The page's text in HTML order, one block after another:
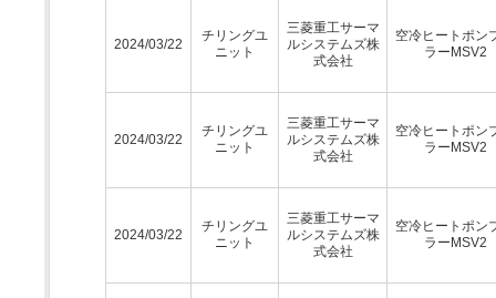
2024/03/22
チリングユ
ニット
三菱重工サーマ
ルシステムズ株
式会社
空冷ヒートポン
ラーMSV2
2024/03/22
チリングユ
ニット
三菱重工サーマ
ルシステムズ株
式会社
空冷ヒートポン
ラーMSV2
2024/03/22
チリングユ
ニット
三菱重工サーマ
ルシステムズ株
式会社
空冷ヒートポン
ラーMSV2